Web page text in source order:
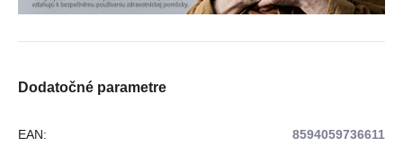
Dodatočné parametre
EAN: 8594059736611